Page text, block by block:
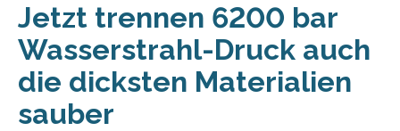
Jetzt trennen 6200 bar
Wasserstrahl-Druck auch
die dicksten Materialien
sauber